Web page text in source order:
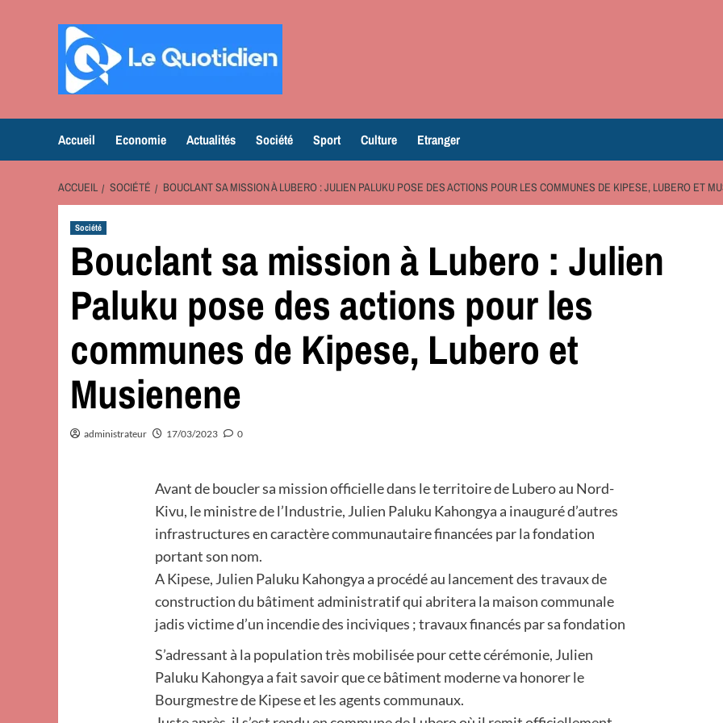
Accueil Economie Actualités Société Sport Culture Etranger
ACCUEIL SOCIÉTÉ BOUCLANT SA MISSION À LUBERO : JULIEN PALUKU POSE DES ACTIONS POUR LES COMMUNES DE KIPESE, LUBERO ET
Société
Bouclant sa mission à Lubero : Julien
Paluku pose des actions pour les
communes de Kipese, Lubero et
Musienene
administrateur 17/03/2023 0
Avant de boucler sa mission officielle dans le territoire de Lubero au Nord-
Kivu, le ministre de l’Industrie, Julien Paluku Kahongya a inauguré d’autres
infrastructures en caractère communautaire financées par la fondation
portant son nom.
A Kipese, Julien Paluku Kahongya a procédé au lancement des travaux de
construction du bâtiment administratif qui abritera la maison communale
jadis victime d’un incendie des inciviques ; travaux financés par sa fondation
S’adressant à la population très mobilisée pour cette cérémonie, Julien
Paluku Kahongya a fait savoir que ce bâtiment moderne va honorer le
Bourgmestre de Kipese et les agents communaux.